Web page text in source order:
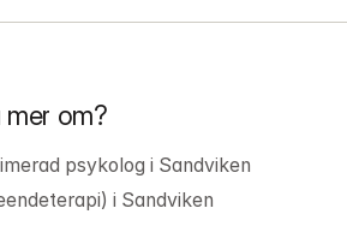
mer om?
psykolog i Sandviken
i Sandviken